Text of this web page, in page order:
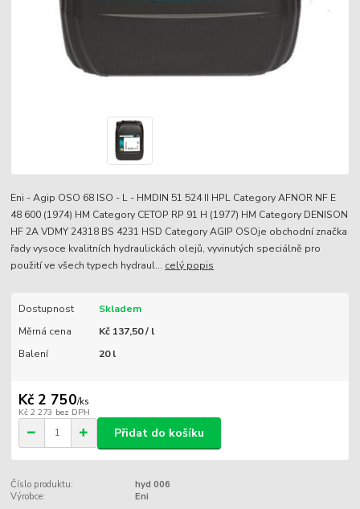
Eni - Agip OSO 68 ISO - L - HMDIN 51 524 II HPL Category AFNOR NF E
48 600 (1974) HM Category CETOP RP 91 H (1977) HM Category DENISON
HF 2A VDMY 24318 BS 4231 HSD Category AGIP OSOje obchodní značka
řady vysoce kvalitních hydraulickách olejů, vyvinutých speciálně pro
použití ve všech typech hydraul... celý popis
Dostupnost
Skladem
Měrná cena
Kč 137,50 / l
Balení
20 l
Kč 2 750/ks
Kč 2 273 bez DPH
Přidat do košíku
Číslo produktu:
hyd 006
Výrobce:
Eni